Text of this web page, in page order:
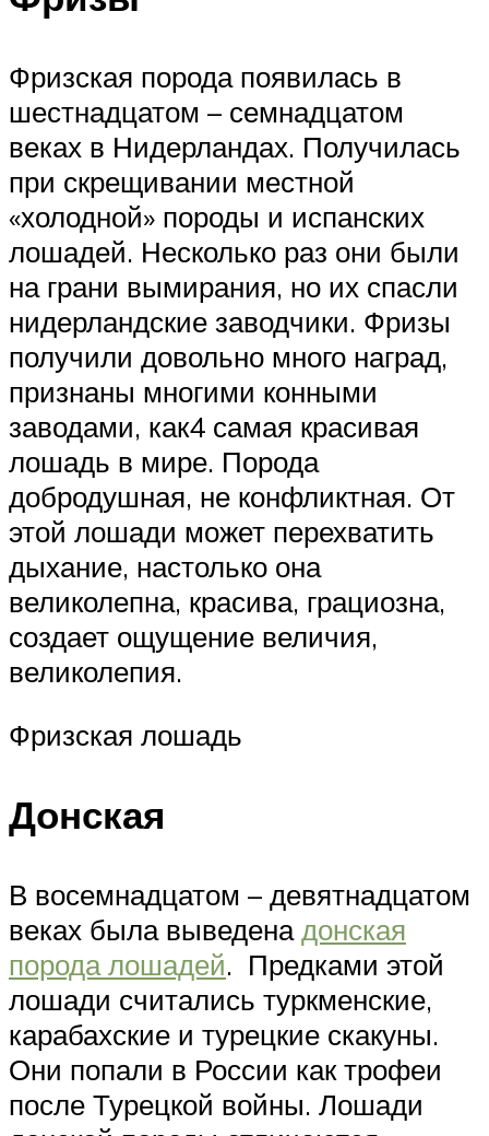
Фризская порода появилась в
шестнадцатом – семнадцатом
веках в Нидерландах. Получилась
при скрещивании местной
«холодной» породы и испанских
лошадей. Несколько раз они были
на грани вымирания, но их спасли
нидерландские заводчики. Фризы
получили довольно много наград,
признаны многими конными
заводами, как4 самая красивая
лошадь в мире. Порода
добродушная, не конфликтная. От
этой лошади может перехватить
дыхание, настолько она
великолепна, красива, грациозна,
создает ощущение величия,
великолепия.
Фризская лошадь
Донская
В восемнадцатом – девятнадцатом
веках была выведенадонская
порода лошадей. Предками этой
лошади считались туркменские,
карабахские и турецкие скакуны.
Они попали в России как трофеи
после Турецкой войны. Лошади